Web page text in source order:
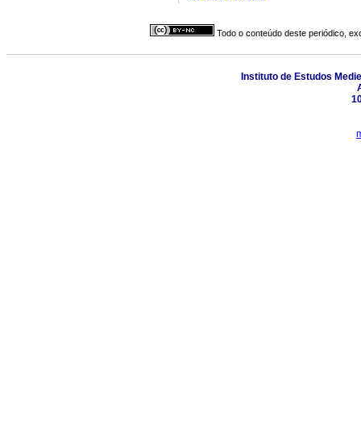
Todo o conteúdo deste periódico,
Instituto de Estudos